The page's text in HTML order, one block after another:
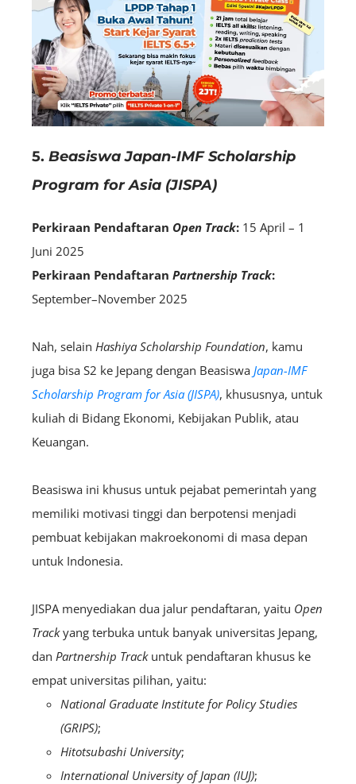
5. Beasiswa Japan-IMF Scholarship
Program for Asia (JISPA)
Perkiraan Pendaftaran Open Track: 15 April – 1
Juni 2025
Perkiraan Pendaftaran Partnership Track:
September–November 2025
Nah, selain Hashiya Scholarship Foundation, kamu
juga bisa S2 ke Jepang dengan Beasiswa Japan-IMF
Scholarship Program for Asia (JISPA), khususnya, untuk
kuliah di Bidang Ekonomi, Kebijakan Publik, atau
Keuangan.
Beasiswa ini khusus untuk pejabat pemerintah yang
memiliki motivasi tinggi dan berpotensi menjadi
pembuat kebijakan makroekonomi di masa depan
untuk Indonesia.
JISPA menyediakan dua jalur pendaftaran, yaitu Open
Trackyang terbuka untuk banyak universitas Jepang,
dan Partnership Track untuk pendaftaran khusus ke
empat universitas pilihan, yaitu:
National Graduate Institute for Policy Studies
(GRIPS);
Hitotsubashi University;
International University of Japan (IUJ);